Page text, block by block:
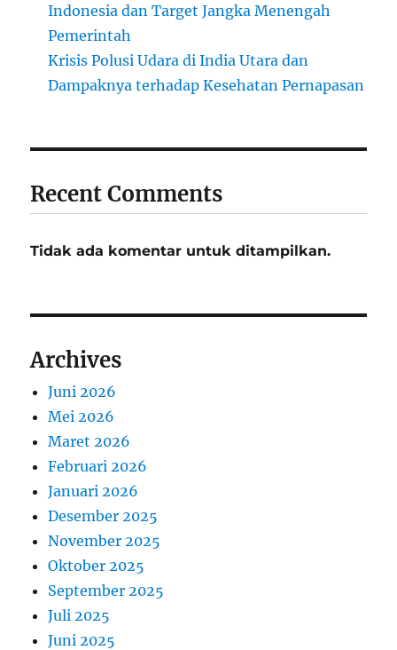
Indonesia dan Target Jangka Menengah
Pemerintah
Krisis Polusi Udara di India Utara dan
Dampaknya terhadap Kesehatan Pernapasan
Recent Comments
Tidak ada komentar untuk ditampilkan.
Archives
Juni 2026
Mei 2026
Maret 2026
Februari 2026
Januari 2026
Desember 2025
November 2025
Oktober 2025
September 2025
Juli 2025
Juni 2025